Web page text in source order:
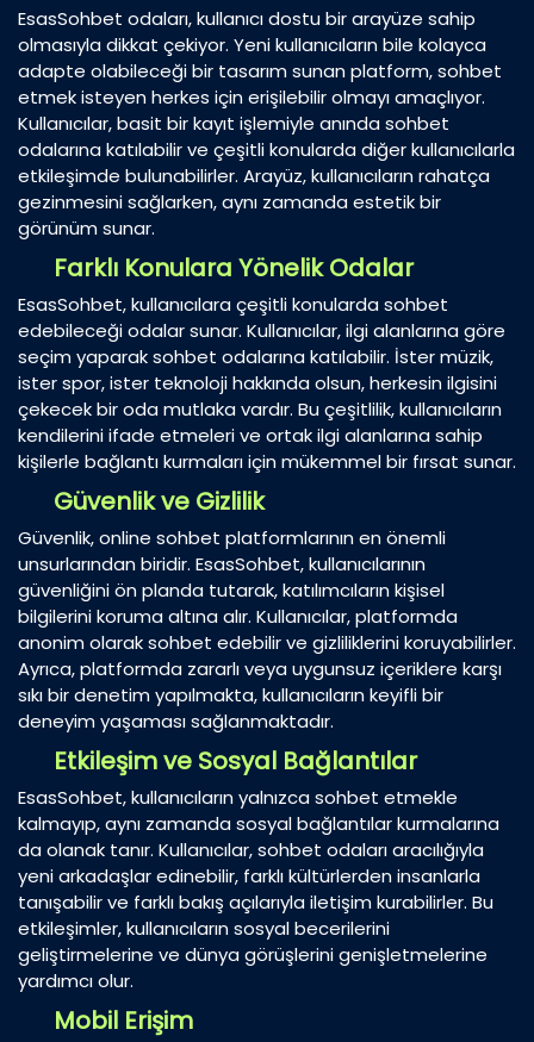
EsasSohbet odaları, kullanıcı dostu bir arayüze sahip
olmasıyla dikkat çekiyor. Yeni kullanıcıların bile kolayca
adapte olabileceği bir tasarım sunan platform, sohbet
etmek isteyen herkes için erişilebilir olmayı amaçlıyor.
Kullanıcılar, basit bir kayıt işlemiyle anında sohbet
odalarına katılabilir ve çeşitli konularda diğer kullanıcılarla
etkileşimde bulunabilirler. Arayüz, kullanıcıların rahatça
gezinmesini sağlarken, aynı zamanda estetik bir
görünüm sunar.
Farklı Konulara Yönelik Odalar
EsasSohbet, kullanıcılara çeşitli konularda sohbet
edebileceği odalar sunar. Kullanıcılar, ilgi alanlarına göre
seçim yaparak sohbet odalarına katılabilir. İster müzik,
ister spor, ister teknoloji hakkında olsun, herkesin ilgisini
çekecek bir oda mutlaka vardır. Bu çeşitlilik, kullanıcıların
kendilerini ifade etmeleri ve ortak ilgi alanlarına sahip
kişilerle bağlantı kurmaları için mükemmel bir fırsat sunar.
Güvenlik ve Gizlilik
Güvenlik, online sohbet platformlarının en önemli
unsurlarından biridir. EsasSohbet, kullanıcılarının
güvenliğini ön planda tutarak, katılımcıların kişisel
bilgilerini koruma altına alır. Kullanıcılar, platformda
anonim olarak sohbet edebilir ve gizliliklerini koruyabilirler.
Ayrıca, platformda zararlı veya uygunsuz içeriklere karşı
sıkı bir denetim yapılmakta, kullanıcıların keyifli bir
deneyim yaşaması sağlanmaktadır.
Etkileşim ve Sosyal Bağlantılar
EsasSohbet, kullanıcıların yalnızca sohbet etmekle
kalmayıp, aynı zamanda sosyal bağlantılar kurmalarına
da olanak tanır. Kullanıcılar, sohbet odaları aracılığıyla
yeni arkadaşlar edinebilir, farklı kültürlerden insanlarla
tanışabilir ve farklı bakış açılarıyla iletişim kurabilirler. Bu
etkileşimler, kullanıcıların sosyal becerilerini
geliştirmelerine ve dünya görüşlerini genişletmelerine
yardımcı olur.
Mobil Erişim